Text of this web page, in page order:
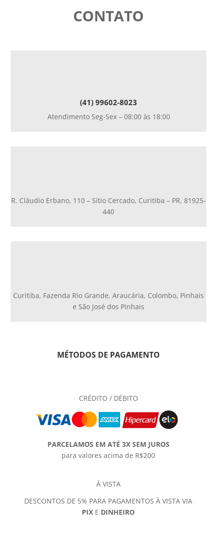
CONTATO
(41) 99602-8023
Atendimento Seg-Sex – 08:00 às 18:00
R. Cláudio Erbano, 110 – Sítio Cercado, Curitiba – PR, 81925-
440
Curitiba, Fazenda Rio Grande, Araucária, Colombo, Pinhais
e São José dos Pinhais
MÉTODOS DE PAGAMENTO
CRÉDITO / DÉBITO
PARCELAMOS EM ATÉ 3X SEM JUROS
para valores acima de R$200
À VISTA
DESCONTOS DE 5% PARA PAGAMENTOS À VISTA VIA
PIX E DINHEIRO